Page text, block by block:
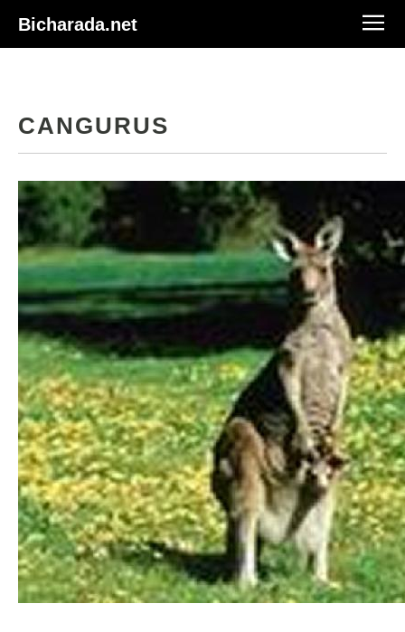
Bicharada.net
CANGURUS